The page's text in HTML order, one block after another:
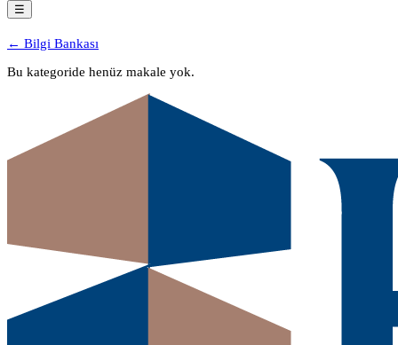
☰
← Bilgi Bankası
Bu kategoride henüz makale yok.